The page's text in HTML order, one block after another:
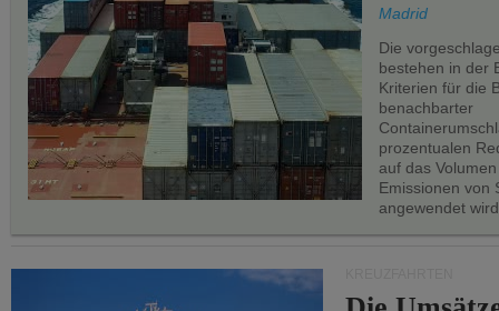
Madrid
Die
bestehen in der
Kriterien für die
benachbarter
prozentualen
auf das
Emissionen von
angewendet